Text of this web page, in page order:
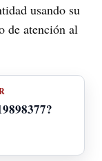
usando su
de atención al